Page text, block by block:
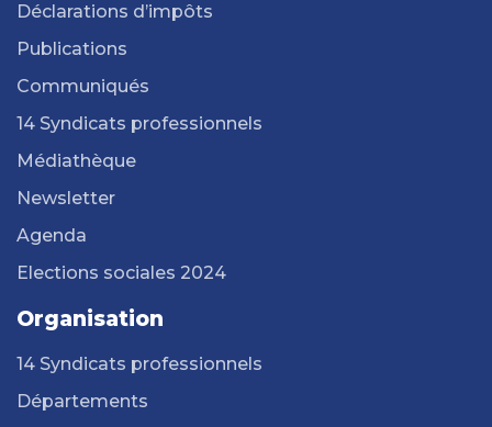
Déclarations d’impôts
Publications
Communiqués
14 Syndicats professionnels
Médiathèque
Newsletter
Agenda
Elections sociales 2024
Organisation
14 Syndicats professionnels
Départements